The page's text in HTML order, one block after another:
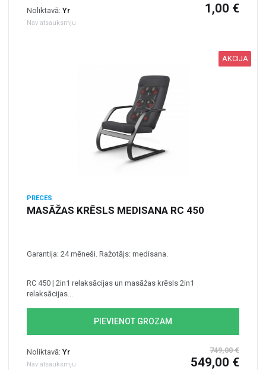
Noliktavā: Yr
Nav atsauksmju
1,00 €
AKCIJA
PRECES
MASĀŽAS KRĒSLS MEDISANA RC 450
Garantija: 24 mēneši. Ražotājs: medisana.
RC 450 | 2in1 relaksācijas un masāžas krēsls 2in1
relaksācijas...
PIEVIENOT GROZAM
Noliktavā: Yr
Nav atsauksmju
749,00 €
549,00 €